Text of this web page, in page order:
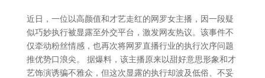
近日，一位以高颜值和才艺走红的网罗女主播，因一段疑
似巧妙执行被显露至外交平台，激发网友热议。该事件不
仅牵动粉丝情感，也再次将网罗直播行业的执行次序问题
推优势口浪尖。 据爆料，该主播原来以甜好意思形象和才
艺饰演诱骗不雅众，但这次显露的执行却波及低俗、不妥